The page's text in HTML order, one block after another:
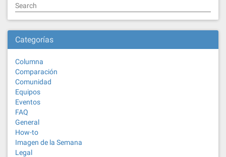
Search
Categorías
Columna
Comparación
Comunidad
Equipos
Eventos
FAQ
General
How-to
Imagen de la Semana
Legal